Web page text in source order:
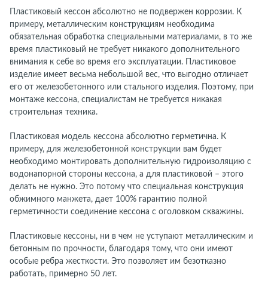
Пластиковый кессон абсолютно не подвержен коррозии. К
примеру, металлическим конструкциям необходима
обязательная обработка специальными материалами, в то же
время пластиковый не требует никакого дополнительного
внимания к себе во время его эксплуатации. Пластиковое
изделие имеет весьма небольшой вес, что выгодно отличает
его от железобетонного или стального изделия. Поэтому, при
монтаже кессона, специалистам не требуется никакая
строительная техника.
Пластиковая модель кессона абсолютно герметична. К
примеру, для железобетонной конструкции вам будет
необходимо монтировать дополнительную гидроизоляцию с
водонапорной стороны кессона, а для пластиковой – этого
делать не нужно. Это потому что специальная конструкция
обжимного манжета, дает 100% гарантию полной
герметичности соединение кессона с оголовком скважины.
Пластиковые кессоны, ни в чем не уступают металлическим и
бетонным по прочности, благодаря тому, что они имеют
особые ребра жесткости. Это позволяет им безотказно
работать, примерно 50 лет.